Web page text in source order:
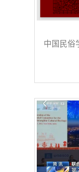
中国民俗